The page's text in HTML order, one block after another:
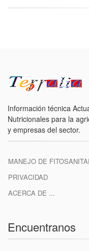
Información técnica
Nutricionales para la
y empresas del sector.
MANEJO DE
PRIVACIDAD
ACERCA DE ...
Encuentranos